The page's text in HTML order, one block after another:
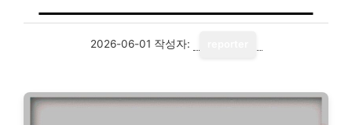
2026-06-01 작성자: